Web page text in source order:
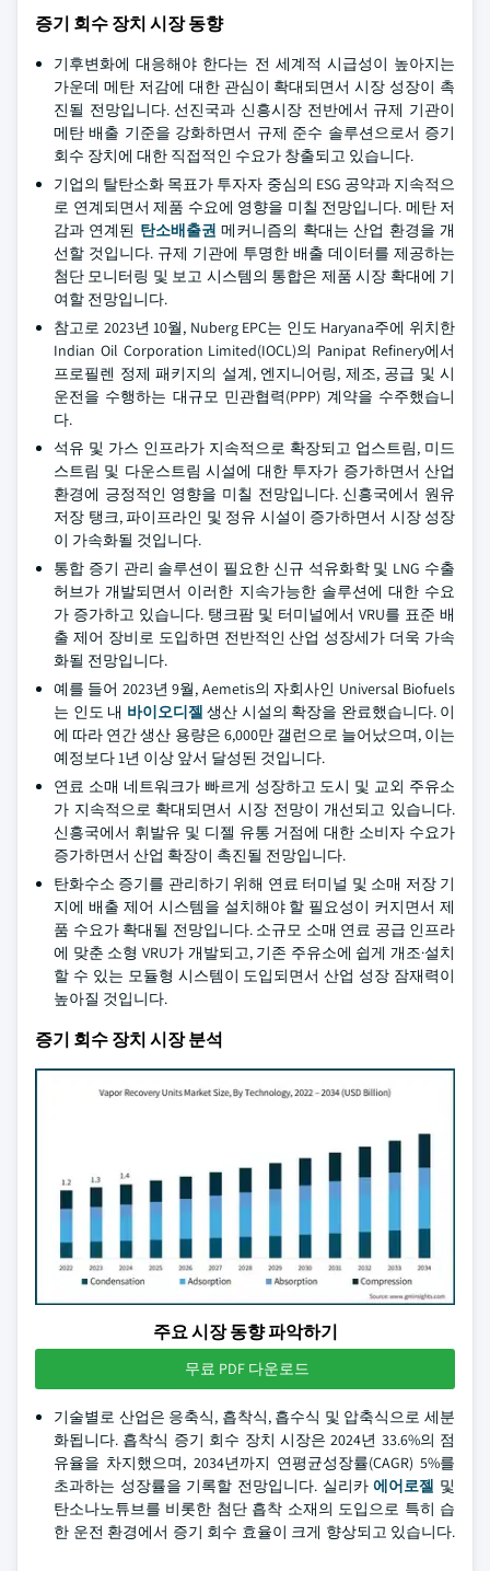
증기 회수 장치 시장 동향
기후변화에 대응해야 한다는 전 세계적 시급성이 높아지는
가운데 메탄 저감에 대한 관심이 확대되면서 시장 성장이 촉
진될 전망입니다. 선진국과 신흥시장 전반에서 규제 기관이
메탄 배출 기준을 강화하면서 규제 준수 솔루션으로서 증기
회수 장치에 대한 직접적인 수요가 창출되고 있습니다.
기업의 탈탄소화 목표가 투자자 중심의 ESG 공약과 지속적으
로 연계되면서 제품 수요에 영향을 미칠 전망입니다. 메탄 저
감과 연계된 탄소배출권 메커니즘의 확대는 산업 환경을 개
선할 것입니다. 규제 기관에 투명한 배출 데이터를 제공하는
첨단 모니터링 및 보고 시스템의 통합은 제품 시장 확대에 기
여할 전망입니다.
참고로 2023년 10월, Nuberg EPC는 인도 Haryana주에 위치한
Indian Oil Corporation Limited(IOCL)의 Panipat Refinery에서
프로필렌 정제 패키지의 설계, 엔지니어링, 제조, 공급 및 시
운전을 수행하는 대규모 민관협력(PPP) 계약을 수주했습니
다.
석유 및 가스 인프라가 지속적으로 확장되고 업스트림, 미드
스트림 및 다운스트림 시설에 대한 투자가 증가하면서 산업
환경에 긍정적인 영향을 미칠 전망입니다. 신흥국에서 원유
저장 탱크, 파이프라인 및 정유 시설이 증가하면서 시장 성장
이 가속화될 것입니다.
통합 증기 관리 솔루션이 필요한 신규 석유화학 및 LNG 수출
허브가 개발되면서 이러한 지속가능한 솔루션에 대한 수요
가 증가하고 있습니다. 탱크팜 및 터미널에서 VRU를 표준 배
출 제어 장비로 도입하면 전반적인 산업 성장세가 더욱 가속
화될 전망입니다.
예를 들어 2023년 9월, Aemetis의 자회사인 Universal Biofuels
는 인도 내 바이오디젤 생산 시설의 확장을 완료했습니다. 이
에 따라 연간 생산 용량은 6,000만 갤런으로 늘어났으며, 이는
예정보다 1년 이상 앞서 달성된 것입니다.
연료 소매 네트워크가 빠르게 성장하고 도시 및 교외 주유소
가 지속적으로 확대되면서 시장 전망이 개선되고 있습니다.
신흥국에서 휘발유 및 디젤 유통 거점에 대한 소비자 수요가
증가하면서 산업 확장이 촉진될 전망입니다.
탄화수소 증기를 관리하기 위해 연료 터미널 및 소매 저장 기
지에 배출 제어 시스템을 설치해야 할 필요성이 커지면서 제
품 수요가 확대될 전망입니다. 소규모 소매 연료 공급 인프라
에 맞춘 소형 VRU가 개발되고, 기존 주유소에 쉽게 개조·설치
할 수 있는 모듈형 시스템이 도입되면서 산업 성장 잠재력이
높아질 것입니다.
증기 회수 장치 시장 분석
주요 시장 동향 파악하기
무료 PDF 다운로드
기술별로 산업은 응축식, 흡착식, 흡수식 및 압축식으로 세분
화됩니다. 흡착식 증기 회수 장치 시장은 2024년 33.6%의 점
유율을 차지했으며, 2034년까지 연평균성장률(CAGR) 5%를
초과하는 성장률을 기록할 전망입니다. 실리카에어로젤 및
탄소나노튜브를 비롯한 첨단 흡착 소재의 도입으로 특히 습
한 운전 환경에서 증기 회수 효율이 크게 향상되고 있습니다.